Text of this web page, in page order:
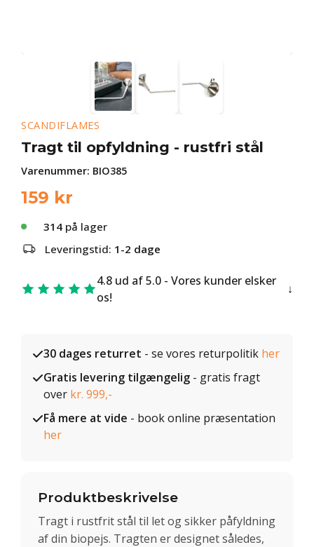
SCANDIFLAMES
Tragt til opfyldning - rustfri stål
Varenummer: BIO385
159 kr
314 på lager
Leveringstid: 1-2 dage
4.8 ud af 5.0 - Vores kunder elsker
os!
30 dages returret - se vores returpolitik her
Gratis levering tilgængelig - gratis fragt
over kr. 999,-
Få mere at vide - book online præsentation
her
Produktbeskrivelse
Tragt i rustfrit stål til let og sikker påfyldning
af din biopejs. Tragten er designet således,